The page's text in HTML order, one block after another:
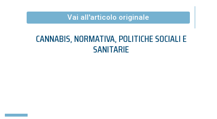
Vai all'articolo originale
CANNABIS,NORMATIVA,POLITICHE SOCIALI E
SANITARIE